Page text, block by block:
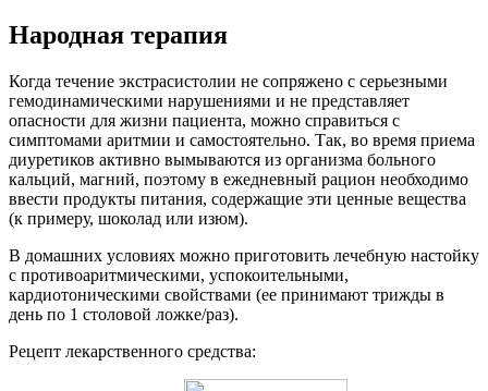
Народная терапия
Когда течение экстрасистолии не сопряжено с серьезными
гемодинамическими нарушениями и не представляет
опасности для жизни пациента, можно справиться с
симптомами аритмии и самостоятельно. Так, во время приема
диуретиков активно вымываются из организма больного
кальций, магний, поэтому в ежедневный рацион необходимо
ввести продукты питания, содержащие эти ценные вещества
(к примеру, шоколад или изюм).
В домашних условиях можно приготовить лечебную настойку
с противоаритмическими, успокоительными,
кардиотоническими свойствами (ее принимают трижды в
день по 1 столовой ложке/раз).
Рецепт лекарственного средства: